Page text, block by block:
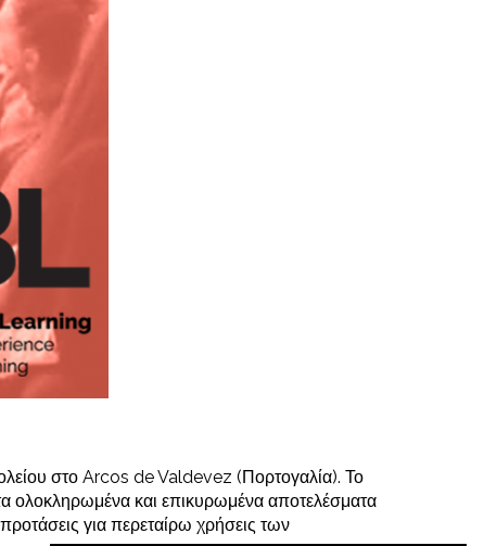
στο Arcos de Valdevez (Πορτογαλία). Το
ολοκληρωμένα και επικυρωμένα αποτελέσματα
για περεταίρω χρήσεις των